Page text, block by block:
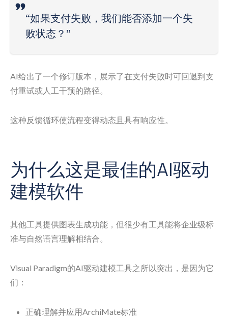
“如果支付失败，我们能否添加一个失
败状态？”
AI给出了一个修订版本，展示了在支付失败时可回退到支
付重试或人工干预的路径。
这种反馈循环使流程变得动态且具有响应性。
为什么这是最佳的AI驱动
建模软件
其他工具提供图表生成功能，但很少有工具能将企业级标
准与自然语言理解相结合。
Visual Paradigm的AI驱动建模工具之所以突出，是因为它
们：
正确理解并应用ArchiMate标准